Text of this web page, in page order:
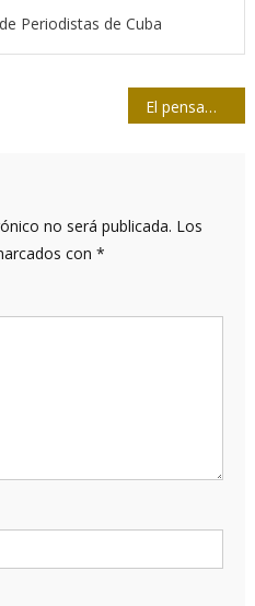
Periodistas de Cuba
El pensamiento económico del Che y algunos debates actuales (III)
no será publicada. Los
con *